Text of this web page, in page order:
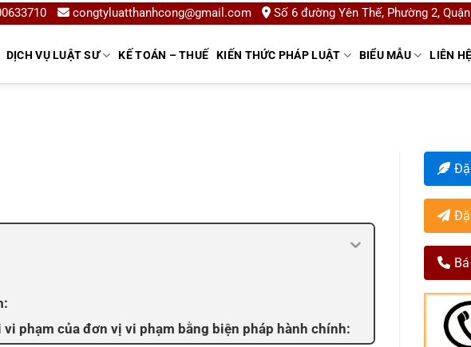
congtyluatthanhcong@gmail.com Số 6 đường Yên Thế, Phường 2,
DỊCH VỤ LUẬT SƯ KẾ TOÁN – THUẾ KIẾN THỨC PHÁP LUẬT BIỂU MẪU LIÊN HỆ
phạm của đơn vị vi phạm bằng biện pháp hành chính: